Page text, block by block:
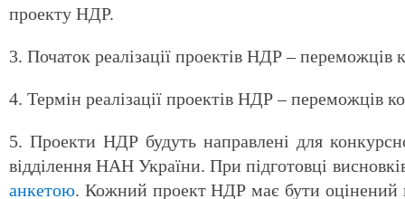
проекту НДР.
3. Початок реалізації проектів НДР –
4. Термін реалізації проектів НДР – переможців
5. Проекти НДР будуть направлені для
відділення НАН України. При підготовці
анкетою. Кожний проект НДР має бути оцінений